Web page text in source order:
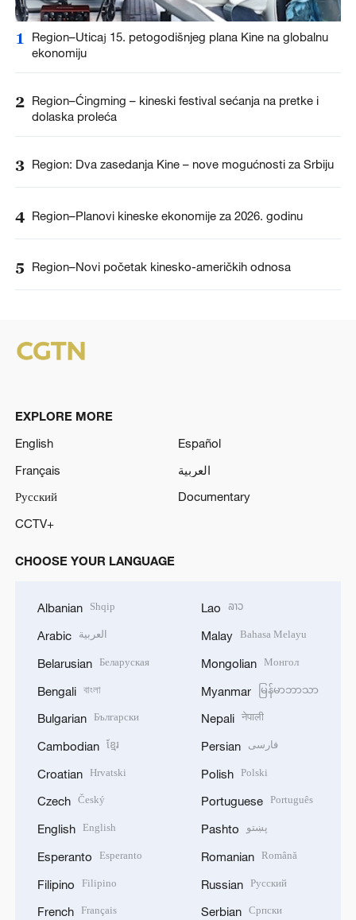
1
Region–Uticaј 15. petogodišnjeg plana Kine na globalnu
ekonomiju
2 Region–Ćingming – kineski festival sećanja na pretke i
dolaska proleća
3 Region: Dva zasedanja Kine – nove mogućnosti za Srbiju
4 Region–Planovi kineske ekonomije za 2026. godinu
5 Region–Novi početak kinesko-američkih odnosa
EXPLORE MORE
English
Español
Français
العربية
Русский
Documentary
CCTV+
CHOOSE YOUR LANGUAGE
Albanian Shqip
Arabic العربية
Belarusian Беларуская
Bengali বাংলা
Bulgarian Български
Cambodian ខ្មែរ
Croatian Hrvatski
Czech Český
English English
Esperanto Esperanto
Filipino Filipino
French Français
Lao ລາວ
Malay Bahasa Melayu
Mongolian Монгол
Myanmar မြန်မာဘာသာ
Nepali नेपाली
Persian فارسی
Polish Polski
Portuguese Português
Pashto پښتو
Romanian Română
Russian Русский
Serbian Српски